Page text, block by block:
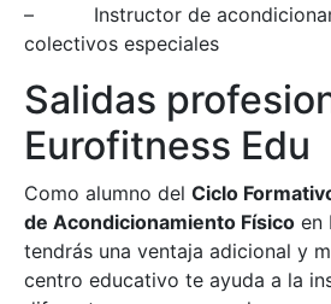
– Instructor de
colectivos especiales
Salidas
Eurofitness Edu
Como alumno del Ciclo
de Acondicionamiento Físico en
tendrás una ventaja adicional y
centro educativo te ayuda a la